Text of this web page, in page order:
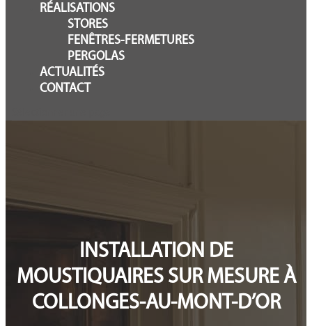
RÉALISATIONS
STORES
FENÊTRES-FERMETURES
PERGOLAS
ACTUALITÉS
CONTACT
INSTALLATION DE
MOUSTIQUAIRES SUR MESURE À
COLLONGES-AU-MONT-D’OR